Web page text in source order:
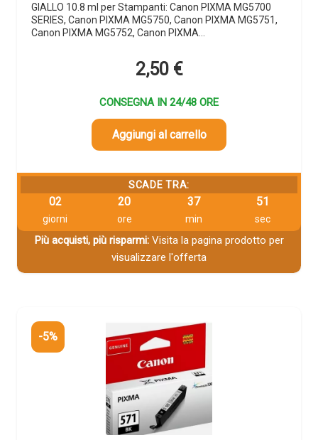
GIALLO 10.8 ml per Stampanti: Canon PIXMA MG5700
SERIES, Canon PIXMA MG5750, Canon PIXMA MG5751,
Canon PIXMA MG5752, Canon PIXMA…
2,50 €
CONSEGNA IN 24/48 ORE
Aggiungi al carrello
SCADE TRA:
02
giorni
20
ore
37
min
49
sec
Più acquisti, più risparmi:Visita la pagina prodotto per
visualizzare l'offerta
-5%